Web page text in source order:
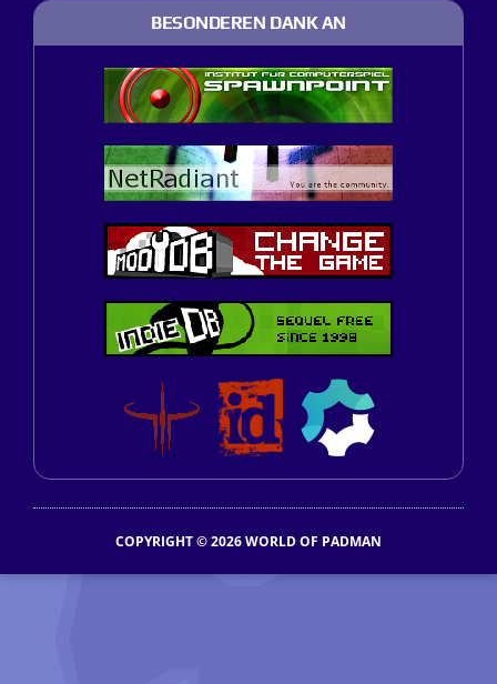
BESONDEREN DANK AN
COPYRIGHT © 2026 WORLD OF PADMAN